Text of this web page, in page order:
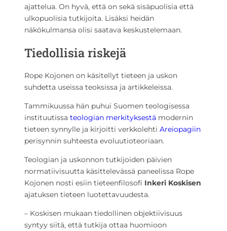
ajattelua. On hyvä, että on sekä sisäpuolisia että
ulkopuolisia tutkijoita. Lisäksi heidän
näkökulmansa olisi saatava keskustelemaan.
Tiedollisia riskejä
Rope Kojonen on käsitellyt tieteen ja uskon
suhdetta useissa teoksissa ja artikkeleissa.
Tammikuussa hän puhui Suomen teologisessa
instituutissa teologian merkityksestä modernin
tieteen synnylle ja kirjoitti verkkolehti Areiopagiin
perisynnin suhteesta evoluutioteoriaan.
Teologian ja uskonnon tutkijoiden päivien
normatiivisuutta käsittelevässä paneelissa Rope
Kojonen nosti esiin tieteenfilosofi Inkeri Koskisen
ajatuksen tieteen luotettavuudesta.
– Koskisen mukaan tiedollinen objektiivisuus
syntyy siitä, että tutkija ottaa huomioon